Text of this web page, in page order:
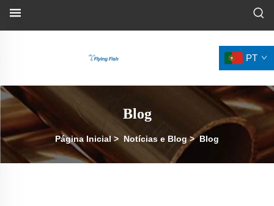
PT
Blog
Página Inicial> Notícias e Blog>Blog